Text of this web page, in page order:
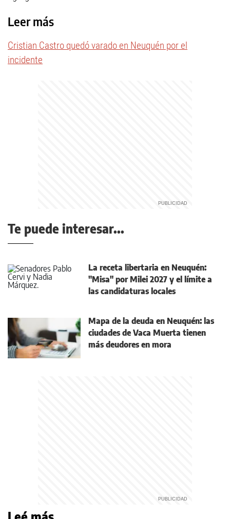
Leer más
Cristian Castro quedó varado en Neuquén por el
incidente
Te puede interesar...
La receta libertaria en Neuquén:
"Misa" por Milei 2027 y el límite a
las candidaturas locales
Mapa de la deuda en Neuquén: las
ciudades de Vaca Muerta tienen
más deudores en mora